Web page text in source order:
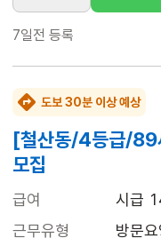
7일전 등록
도보 30분 이상 예상
[철산동/4등급/89
모집
급여
시급
근무유형
방문